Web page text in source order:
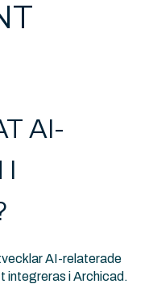
AI-
I
AI-relaterade
integreras i Archicad.